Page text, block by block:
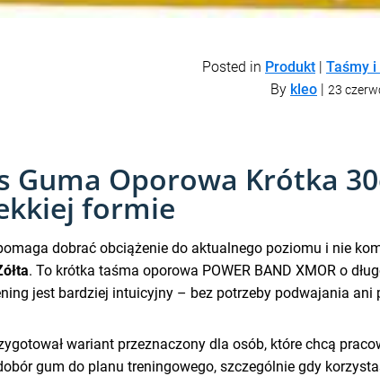
Posted in Produkt | Taśmy
By kleo | 23
Guma Oporowa Krótka
formie
dobrać obciążenie do aktualnego poziomu i nie
. To krótka taśma oporowa POWER BAND XMOR o
jest bardziej intuicyjny – bez potrzeby podwajania ani
wariant przeznaczony dla osób, które chcą
gum do planu treningowego, szczególnie gdy